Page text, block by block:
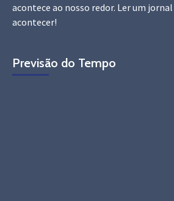
acontece ao nosso redor. Ler um jornal
acontecer!
Previsão do Tempo